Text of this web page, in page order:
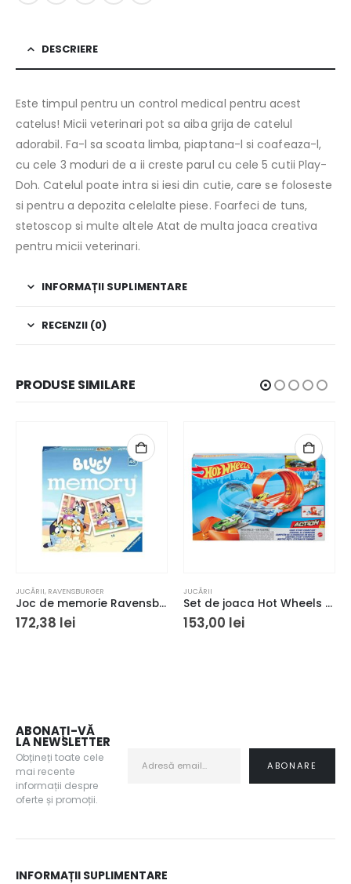
DESCRIERE
Este timpul pentru un control medical pentru acest
catelus! Micii veterinari pot sa aiba grija de catelul
adorabil. Fa-l sa scoata limba, piaptana-l si coafeaza-l,
cu cele 3 moduri de a ii creste parul cu cele 5 cutii Play-
Doh. Catelul poate intra si iesi din cutie, care se foloseste
si pentru a depozita celelalte piese. Foarfeci de tuns,
stetoscop si multe altele Atat de multa joaca creativa
pentru micii veterinari.
INFORMAȚII SUPLIMENTARE
RECENZII (0)
PRODUSE SIMILARE
JUCĂRII, RAVENSBURGER
Joc de memorie Ravensburger Memory Bluey
172,38 lei
JUCĂRII
Set de joaca Hot Wheels Action – Loop Stunt
153,00 lei
ABONAȚI-VĂ
LA NEWSLETTER
Obțineți toate cele
mai recente
informații despre
oferte și promoții.
INFORMAȚII SUPLIMENTARE